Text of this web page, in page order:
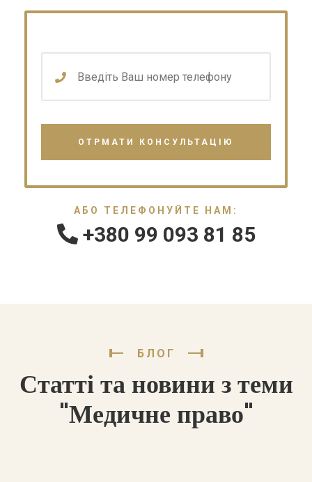
АБО ТЕЛЕФОНУЙТЕ НАМ:
+380 99 093 81 85
БЛОГ
Статті та новини з теми
"Медичне право"